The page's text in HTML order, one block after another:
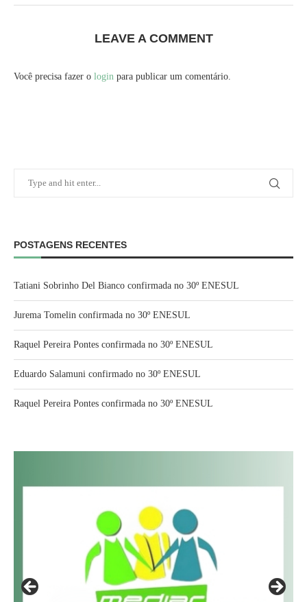
LEAVE A COMMENT
Você precisa fazer o login para publicar um comentário.
POSTAGENS RECENTES
Tatiani Sobrinho Del Bianco confirmada no 30º ENESUL
Jurema Tomelin confirmada no 30º ENESUL
Raquel Pereira Pontes confirmada no 30º ENESUL
Eduardo Salamuni confirmado no 30º ENESUL
Raquel Pereira Pontes confirmada no 30º ENESUL